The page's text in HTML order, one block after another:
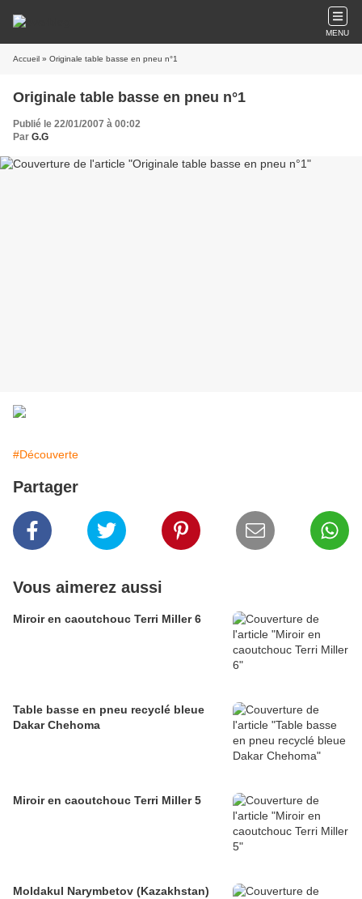
MENU
Accueil » Originale table basse en pneu n°1
Originale table basse en pneu n°1
Publié le 22/01/2007 à 00:02
Par G.G
#Découverte
Partager
Vous aimerez aussi
Miroir en caoutchouc Terri Miller 6
Table basse en pneu recyclé bleue
Dakar Chehoma
Miroir en caoutchouc Terri Miller 5
Moldakul Narymbetov (Kazakhstan)